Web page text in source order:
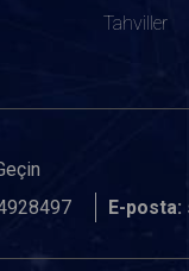
Tahviller
E-posta: